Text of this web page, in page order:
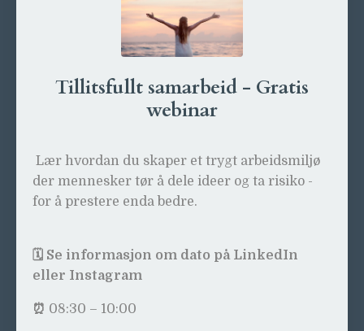
Tillitsfullt samarbeid - Gratis
webinar
Lær hvordan du skaper et trygt arbeidsmiljø
der mennesker tør å dele ideer og ta risiko -
for å prestere enda bedre.
🗓️ Se informasjon om dato på LinkedIn
eller Instagram
⏰ 08:30 – 10:00